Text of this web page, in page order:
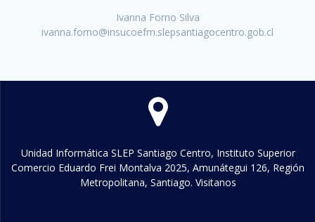
Ivanna Forno Silva
ivanna.forno@insucoefm.slepsantiagocentro.gob.cl
Unidad Informática SLEP Santiago Centro, Instituto Superior
Comercio Eduardo Frei Montalva 2025, Amunátegui 126, Región
Metropolitana, Santiago. Visitanos